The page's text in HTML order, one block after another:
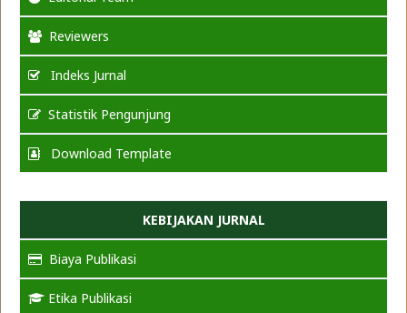
Reviewers
Indeks Jurnal
Statistik Pengunjung
Download Template
KEBIJAKAN JURNAL
Biaya Publikasi
Etika Publikasi